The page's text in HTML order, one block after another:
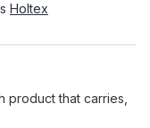
Holtex
product that carries,